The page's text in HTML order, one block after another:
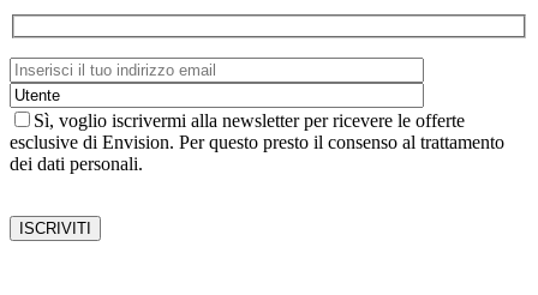
Sì, voglio iscrivermi alla newsletter per ricevere le offerte
esclusive di Envision. Per questo presto il consenso al trattamento
dei dati personali.